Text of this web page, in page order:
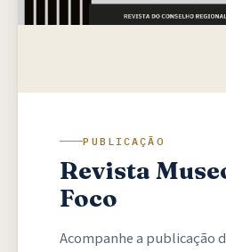
PUBLICAÇÃO
Revista
Foco
Acompanhe a publicação